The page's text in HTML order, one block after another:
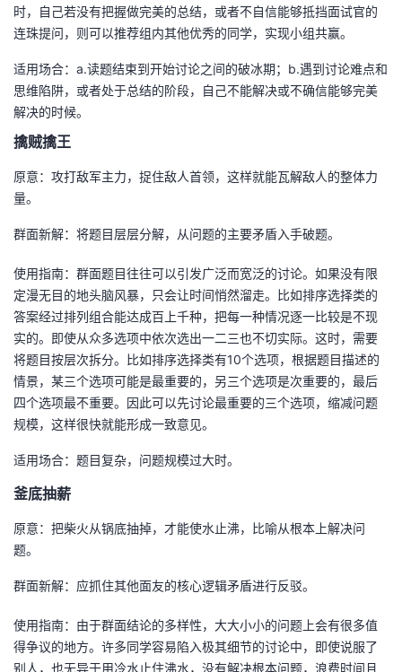
时，自己若没有把握做完美的总结，或者不自信能够抵挡面试官的
连珠提问，则可以推荐组内其他优秀的同学，实现小组共赢。
适用场合：a.读题结束到开始讨论之间的破冰期；b.遇到讨论难点和
思维陷阱，或者处于总结的阶段，自己不能解决或不确信能够完美
解决的时候。
擒贼擒王
原意：攻打敌军主力，捉住敌人首领，这样就能瓦解敌人的整体力
量。
群面新解：将题目层层分解，从问题的主要矛盾入手破题。
使用指南：群面题目往往可以引发广泛而宽泛的讨论。如果没有限
定漫无目的地头脑风暴，只会让时间悄然溜走。比如排序选择类的
答案经过排列组合能达成百上千种，把每一种情况逐一比较是不现
实的。即使从众多选项中依次选出一二三也不切实际。这时，需要
将题目按层次拆分。比如排序选择类有10个选项，根据题目描述的
情景，某三个选项可能是最重要的，另三个选项是次重要的，最后
四个选项最不重要。因此可以先讨论最重要的三个选项，缩减问题
规模，这样很快就能形成一致意见。
适用场合：题目复杂，问题规模过大时。
釜底抽薪
原意：把柴火从锅底抽掉，才能使水止沸，比喻从根本上解决问
题。
群面新解：应抓住其他面友的核心逻辑矛盾进行反驳。
使用指南：由于群面结论的多样性，大大小小的问题上会有很多值
得争议的地方。许多同学容易陷入极其细节的讨论中，即使说服了
别人，也无异于用冷水止住沸水，没有解决根本问题，浪费时间且